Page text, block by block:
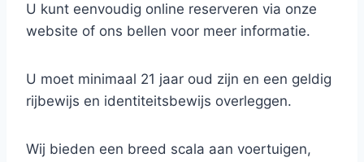
U kunt eenvoudig online reserveren via onze
website of ons bellen voor meer informatie.
U moet minimaal 21 jaar oud zijn en een geldig
rijbewijs en identiteitsbewijs overleggen.
Wij bieden een breed scala aan voertuigen,